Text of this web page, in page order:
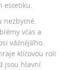
estetiku.
nezbytné.
včas a
vážnějšího.
klíčovou roli
jsou hlavní